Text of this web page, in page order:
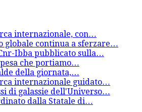
internazionale, con…
globale continua a sferzare…
Ibba pubblicato sulla…
che portiamo…
della giornata,…
internazionale guidato…
di galassie dell'Universo…
dalla Statale di…